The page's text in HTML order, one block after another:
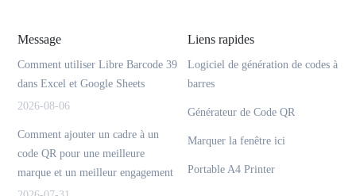
Message
Comment utiliser Libre Barcode 39
dans Excel et Google Sheets
2026-08-06
Comment ajouter un cadre à un
code QR pour une meilleure
marque et un meilleur engagement
Liens rapides
Logiciel de génération de codes à
barres
Générateur de Code QR
Marquer la fenêtre ici
Portable A4 Printer